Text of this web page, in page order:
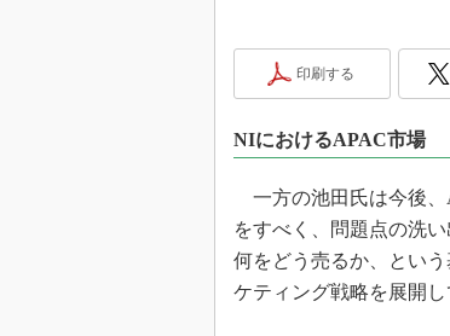
印刷する
NIにおけるAPAC市場
一方の池田氏は今後、
をすべく、問題点の洗
何をどう売るか、とい
ケティング戦略を展開し